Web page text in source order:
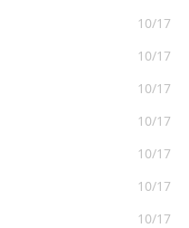
10/17
10/17
10/17
10/17
10/17
10/17
10/17